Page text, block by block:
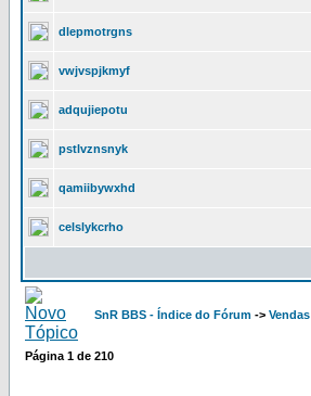
dlepmotrgns
vwjvspjkmyf
adqujiepotu
pstlvznsnyk
qamiibywxhd
celslykcrho
SnR BBS - Índice do Fórum -> Vendas
Página 1 de 210